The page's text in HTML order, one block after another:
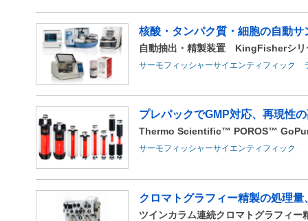
核酸・タンパク質・細胞の自動サ
自動抽出・精製装置 KingFisherシリ
サーモフィッシャーサイエンティフィック
プレパックでGMP対応、再現性
Thermo Scientific™ POROS™
サーモフィッシャーサイエンティフィック
クロマトグラフィー精製の処理
ツインカラム連続クロマトグラフィ